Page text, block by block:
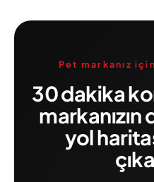
Pet markanız
30 dakika
yol